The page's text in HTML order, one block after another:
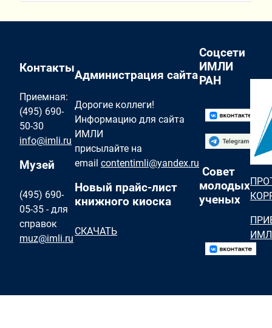
Контакты
Приемная:
(495) 690-
50-30
info@imli.ru
Музей
(495) 690-
05-35 - для
справок
muz@imli.ru
Администрация сайта
Дорогие коллеги!
Информацию для сайта
ИМЛИ
присылайте на
email contentimli@yandex.ru
Новый прайс-лист
книжного киоска
СКАЧАТЬ
Соцсети
ИМЛИ
РАН
Совет
молодых
ученых